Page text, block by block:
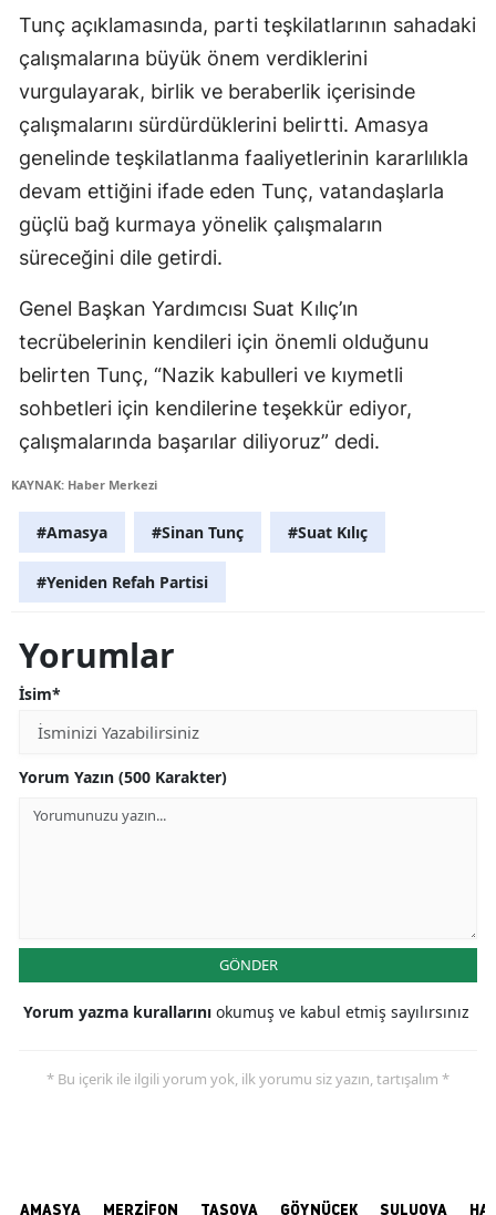
Tunç açıklamasında, parti teşkilatlarının sahadaki
çalışmalarına büyük önem verdiklerini
vurgulayarak, birlik ve beraberlik içerisinde
çalışmalarını sürdürdüklerini belirtti. Amasya
genelinde teşkilatlanma faaliyetlerinin kararlılıkla
devam ettiğini ifade eden Tunç, vatandaşlarla
güçlü bağ kurmaya yönelik çalışmaların
süreceğini dile getirdi.
Genel Başkan Yardımcısı Suat Kılıç’ın
tecrübelerinin kendileri için önemli olduğunu
belirten Tunç, “Nazik kabulleri ve kıymetli
sohbetleri için kendilerine teşekkür ediyor,
çalışmalarında başarılar diliyoruz” dedi.
KAYNAK: Haber Merkezi
#Amasya #Sinan Tunç #Suat Kılıç
#Yeniden Refah Partisi
Yorumlar
İsim*
Yorum Yazın (500 Karakter)
GÖNDER
Yorum yazma kurallarını okumuş ve kabul etmiş sayılırsınız
* Bu içerik ile ilgili yorum yok, ilk yorumu siz yazın, tartışalım *
AMASYA MERZİFON TAŞOVA GÖYNÜCEK SULUOVA